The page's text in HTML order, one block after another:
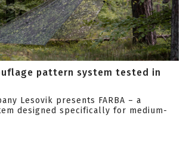
pattern system tested in
Lesovik presents FARBA – a
designed specifically for medium-